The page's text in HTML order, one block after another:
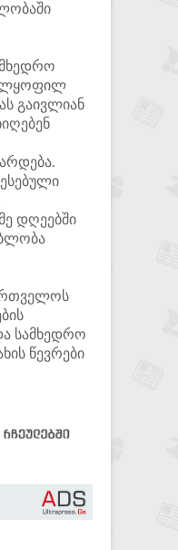
გაივლიან
დღეებში
სამხედრო
წევრები